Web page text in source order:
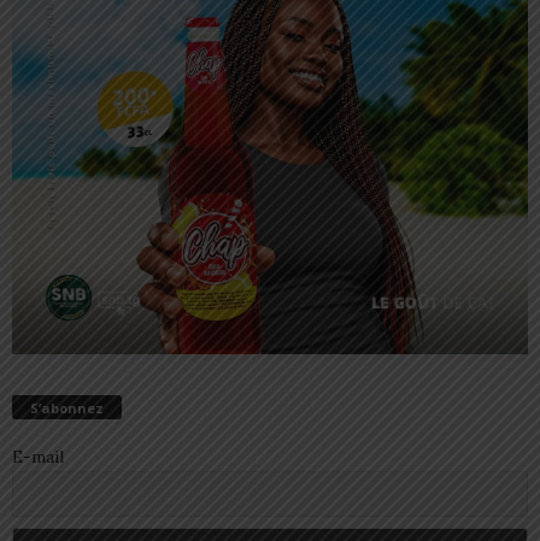
S’abonnez
E-mail